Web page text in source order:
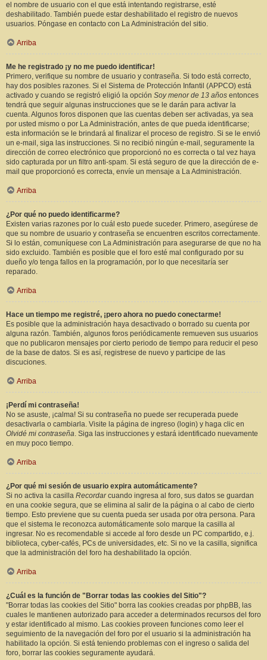
el nombre de usuario con el que está intentando registrarse, esté
deshabilitado. También puede estar deshabilitado el registro de nuevos
usuarios. Póngase en contacto con La Administración del sitio.
Arriba
Me he registrado ¡y no me puedo identificar!
Primero, verifique su nombre de usuario y contraseña. Si todo está correcto,
hay dos posibles razones. Si el Sistema de Protección Infantil (APPCO) está
activado y cuando se registró eligió la opción Soy menor de 13 años entonces
tendrá que seguir algunas instrucciones que se le darán para activar la
cuenta. Algunos foros disponen que las cuentas deben ser activadas, ya sea
por usted mismo o por La Administración, antes de que pueda identificarse;
esta información se le brindará al finalizar el proceso de registro. Si se le envió
un e-mail, siga las instrucciones. Si no recibió ningún e-mail, seguramente la
dirección de correo electrónico que proporcionó no es correcta o tal vez haya
sido capturada por un filtro anti-spam. Si está seguro de que la dirección de e-
mail que proporcionó es correcta, envíe un mensaje a La Administración.
Arriba
¿Por qué no puedo identificarme?
Existen varias razones por lo cuál esto puede suceder. Primero, asegúrese de
que su nombre de usuario y contraseña se encuentren escritos correctamente.
Si lo están, comuníquese con La Administración para asegurarse de que no ha
sido excluido. También es posible que el foro esté mal configurado por su
dueño y/o tenga fallos en la programación, por lo que necesitaría ser
reparado.
Arriba
Hace un tiempo me registré, ¡pero ahora no puedo conectarme!
Es posible que la administración haya desactivado o borrado su cuenta por
alguna razón. También, algunos foros periódicamente remueven sus usuarios
que no publicaron mensajes por cierto periodo de tiempo para reducir el peso
de la base de datos. Si es así, registrese de nuevo y participe de las
discuciones.
Arriba
¡Perdí mi contraseña!
No se asuste, ¡calma! Si su contraseña no puede ser recuperada puede
desactivarla o cambiarla. Visite la página de ingreso (login) y haga clic en
Olvidé mi contraseña. Siga las instrucciones y estará identificado nuevamente
en muy poco tiempo.
Arriba
¿Por qué mi sesión de usuario expira automáticamente?
Si no activa la casilla Recordarcuando ingresa al foro, sus datos se guardan
en una cookie segura, que se elimina al salir de la página o al cabo de cierto
tiempo. Esto previene que su cuenta pueda ser usada por otra persona. Para
que el sistema le reconozca automáticamente solo marque la casilla al
ingresar. No es recomendable si accede al foro desde un PC compartido, e.j.
biblioteca, cyber-cafés, PCs de universidades, etc. Si no ve la casilla, significa
que la administración del foro ha deshabilitado la opción.
Arriba
¿Cuál es la función de "Borrar todas las cookies del Sitio"?
"Borrar todas las cookies del Sitio" borra las cookies creadas por phpBB, las
cuales le mantienen autorizado para acceder a determinados recursos del foro
y estar identificado al mismo. Las cookies proveen funciones como leer el
seguimiento de la navegación del foro por el usuario si la administración ha
habilitado la opción. Si está teniendo problemas con el ingreso o salida del
foro, borrar las cookies seguramente ayudará.